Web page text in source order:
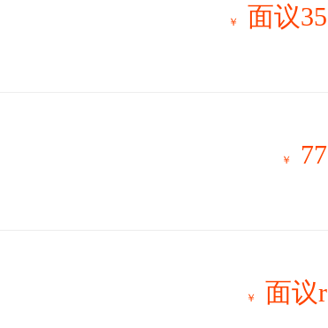
￥ 面议35
￥ 77
￥ 面议r